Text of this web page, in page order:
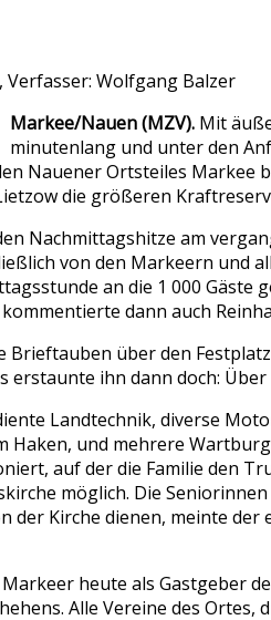
, Verfasser: Wolfgang Balzer
Markee/Nauen (MZV). Mit
minutenlang und unter den
Nauener Ortsteiles Markee
die größeren
Nachmittagshitze am
von den Markeern und
an die 1 000
dann auch
Brieftauben über den
erstaunte ihn dann doch:
Landtechnik, diverse
Haken, und mehrere
auf der die Familie den
möglich. Die
der Kirche dienen, meinte
heute als Gastgeber
Alle Vereine des